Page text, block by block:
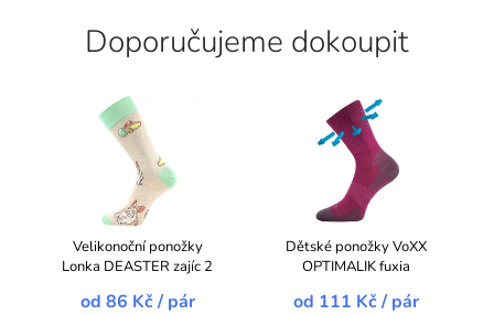
Doporučujeme dokoupit
Velikonoční ponožky
Lonka DEASTER zajíc 2
od 86 Kč/ pár
Dětské ponožky VoXX
OPTIMALIK fuxia
od 111 Kč/ pár